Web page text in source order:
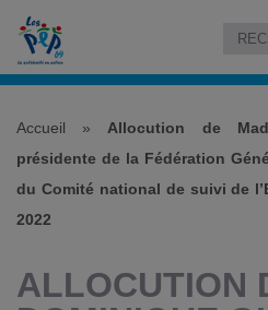
Accueil » Allocution de
présidente de la Fédération
du Comité national de suivi de
2022
ALLOCUTION